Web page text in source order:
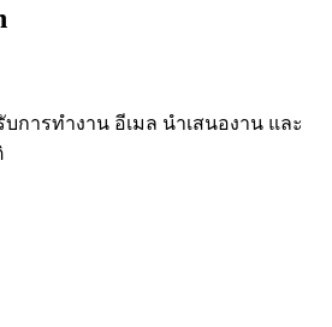
การทำงาน อีเมล นำเสนองาน และ